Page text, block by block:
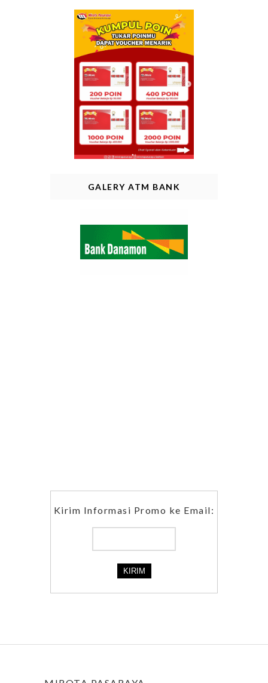
GALERY ATM BANK
Kirim Informasi Promo ke Email: